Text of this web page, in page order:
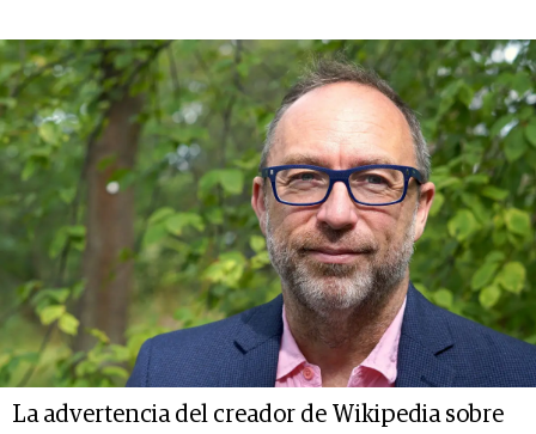
La advertencia del creador de Wikipedia sobre